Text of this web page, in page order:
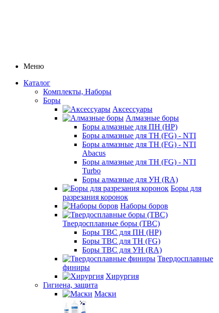
Меню
Каталог
Комплекты, Наборы
Боры
Аксессуары
Алмазные боры
Боры алмазные для ПН (HP)
Боры алмазные для ТН (FG) - NTI
Боры алмазные для ТН (FG) - NTI
Abacus
Боры алмазные для ТН (FG) - NTI
Turbo
Боры алмазные для УН (RA)
Боры для
разрезания коронок
Наборы боров
Твердосплавные боры (ТВС)
Боры ТВС для ПН (HP)
Боры ТВС для ТН (FG)
Боры ТВС для УН (RA)
Твердосплавные
финиры
Хирургия
Гигиена, защита
Маски